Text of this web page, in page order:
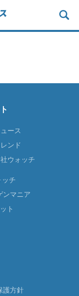
ース
ンド
ウォッチ
ッチ
ンマニア
ト
護方針